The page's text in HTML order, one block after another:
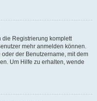
die Registrierung komplett
mehr anmelden können.
der Benutzername, mit dem
Um Hilfe zu erhalten, wende